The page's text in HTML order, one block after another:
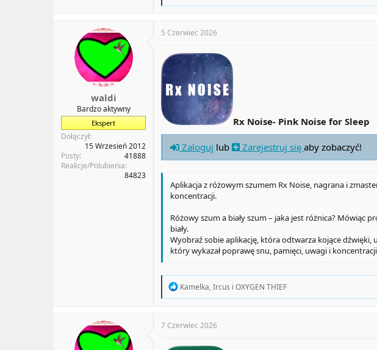
t
o
n
waldi
Bardzo aktywny
Ekspert
Dołączył
15 Wrzesień 2012
Posty
41888
Reakcje/Polubienia
84823
5 Czerwiec 2026
Rx Noise- Pink Noise for Sleep
Zaloguj lub Zarejestruj się aby zobaczyć!
Aplikacja z różowym szumem Rx Noise, nagrana i
koncentracji.
Różowy szum a biały szum – jaka jest różnica? Mówiąc
biały.
Wyobraź sobie aplikację, która odtwarza kojące dźwięki,
który wykazał poprawę snu, pamięci, uwagi i
R
t
o
Kamelka,Ircus i OXYGEN THIEF
7 Czerwiec 2026